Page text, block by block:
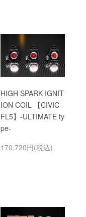
HIGH SPARK IGNIT
ION COIL 【CIVIC
FL5】-ULTIMATE ty
pe-
170,720円(税込)